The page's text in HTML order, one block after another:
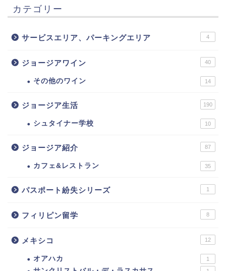
カテゴリー
サービスエリア、パーキングエリア 4
ジョージアワイン 40
その他のワイン 14
ジョージア生活 190
シュタイナー学校 10
ジョージア紹介 87
カフェ&レストラン 35
パスポート紛失シリーズ 1
フィリピン留学 8
メキシコ 12
オアハカ 1